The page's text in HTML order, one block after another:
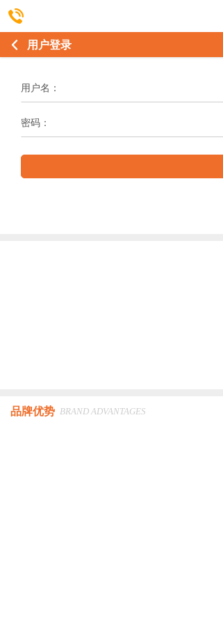
用户登录
用户名：
密码：
品牌优势 BRAND ADVANTAGES